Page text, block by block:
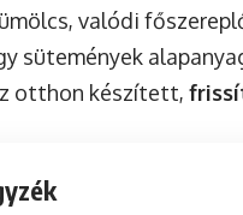
valódi
sütemények
otthon készített,